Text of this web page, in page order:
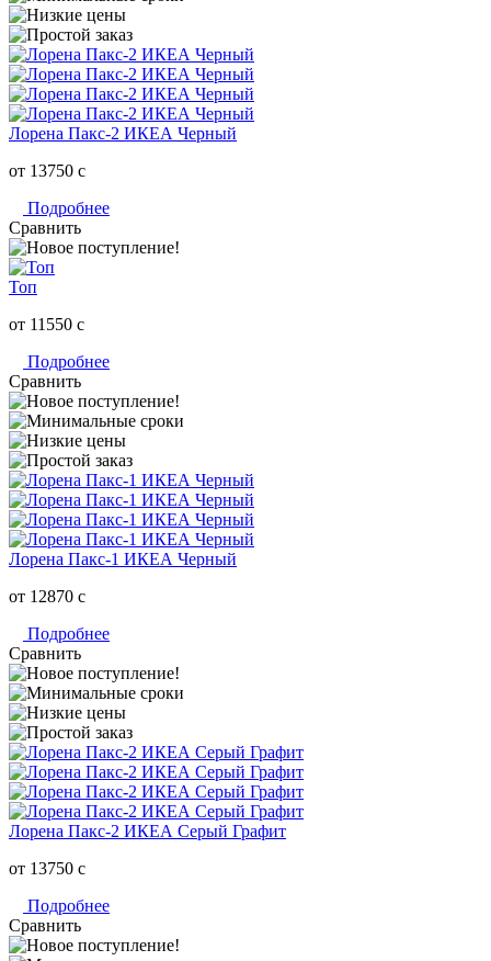
Лорена Пакс-2 ИКЕА Черный
от 13750 c
Подробнее
Сравнить
Топ
от 11550 c
Подробнее
Сравнить
Лорена Пакс-1 ИКЕА Черный
от 12870 c
Подробнее
Сравнить
Лорена Пакс-2 ИКЕА Серый Графит
от 13750 c
Подробнее
Сравнить